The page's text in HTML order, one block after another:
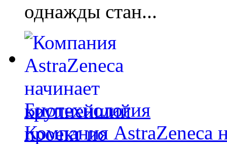
однажды стан...
Биотехнология
Компания AstraZeneca